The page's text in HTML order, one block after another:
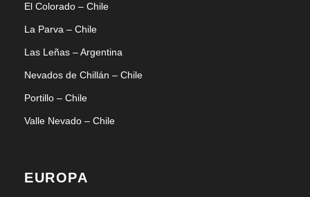
El Colorado – Chile
La Parva – Chile
Las Leñas – Argentina
Nevados de Chillán – Chile
Portillo – Chile
Valle Nevado – Chile
EUROPA